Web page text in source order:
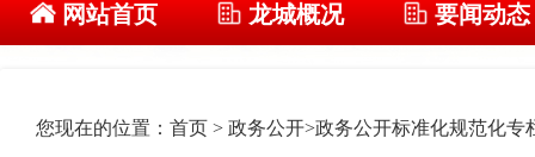
网站首页 龙城概况 要闻动态
您现在的位置： 首页 > 政务公开>政务公开标准化规范化专